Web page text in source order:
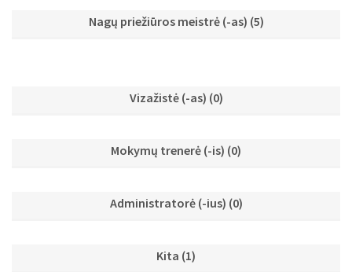
Nagų priežiūros meistrė (-as) (5)
Vizažistė (-as) (0)
Mokymų trenerė (-is) (0)
Administratorė (-ius) (0)
Kita (1)